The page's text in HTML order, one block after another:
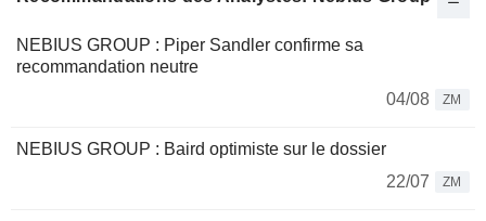
NEBIUS GROUP : Piper Sandler confirme sa
recommandation neutre
04/08
ZM
NEBIUS GROUP : Baird optimiste sur le dossier
22/07
ZM